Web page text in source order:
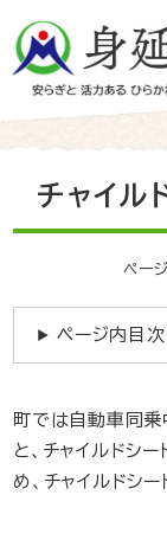
ー
先
チャイル
ペー
ページ内目次
町では自動車同
と、チャイルドシ
め、チャイルドシ